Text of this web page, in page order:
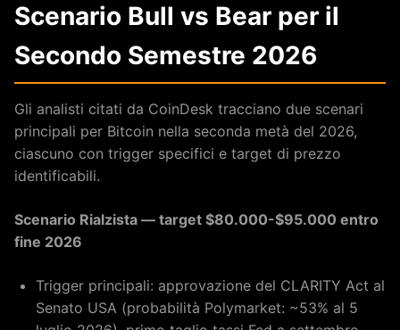
Scenario Bull vs Bear per il
Secondo Semestre 2026
Gli analisti citati da CoinDesk tracciano due scenari
principali per Bitcoin nella seconda metà del 2026,
ciascuno con trigger specifici e target di prezzo
identificabili.
Scenario Rialzista — target $80.000-$95.000 entro
fine 2026
Trigger principali: approvazione del CLARITY Act al
Senato USA (probabilità Polymarket: ~53% al 5